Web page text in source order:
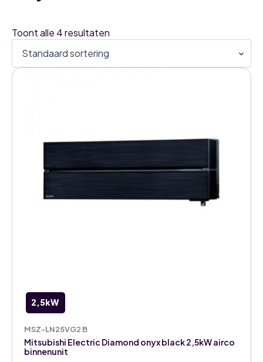
Toont alle 4 resultaten
2,5kW
MSZ-LN25VG2 B
Mitsubishi Electric Diamond onyx black 2,5kW airco
binnenunit